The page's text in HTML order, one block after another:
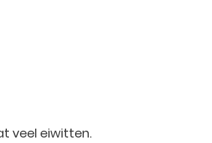
veel eiwitten.